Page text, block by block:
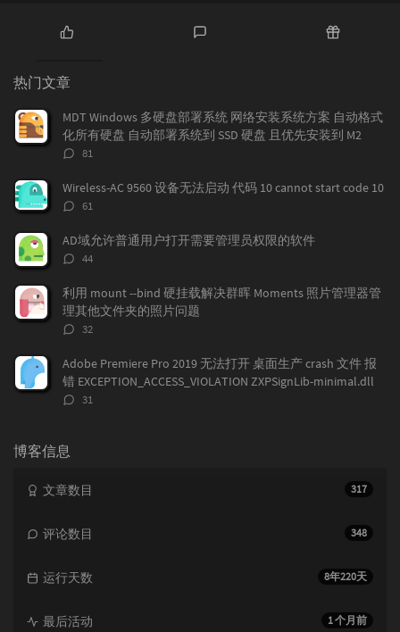
门
文
章
论
章
热门文章
MDT Windows 多硬盘部署系统 网络安装系统方案 自动格式
化所有硬盘 自动部署系统到 SSD 硬盘 且优先安装到 M2
评
数：
81
Wireless-AC 9560 设备无法启动 代码 10 cannot start code 10
评
数：
61
AD域允许普通用户打开需要管理员权限的软件
评
数：
44
利用 mount --bind 硬挂载解决群晖 Moments 照片管理器管
理其他文件夹的照片问题
评
数：
32
Adobe Premiere Pro 2019 无法打开 桌面生产 crash 文件 报
错 EXCEPTION_ACCESS_VIOLATION ZXPSignLib-minimal.dll
评
31
博客信息
317
文章数目
348
评论数目
8年220天
运行天数
1 个月前
最后活动